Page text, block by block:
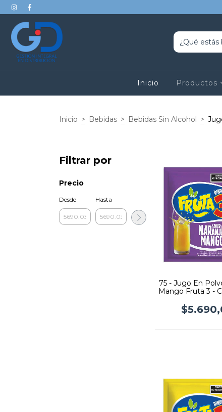
Inicio Productos
Inicio > Bebidas > Bebidas Sin Alcohol >
Filtrar por
Precio
Desde Hasta
75 - Jugo En
Mango Fruta 3 -